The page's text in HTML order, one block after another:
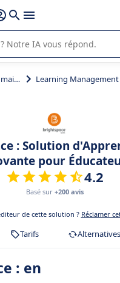
lignes avec
guide dans l'utilisation ou la
Ressources Humaines (RH)
: Solution
pour
4.2
Basé sur +200 avis
de cette solution ? Réclamer
Tarifs Alternatives
: en